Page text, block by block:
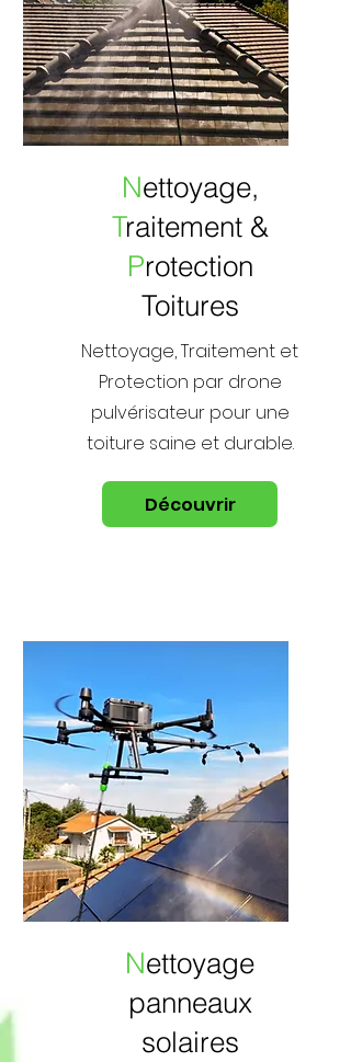
Nettoyage,
Traitement &
Protection
Toitures
Nettoyage, Traitement et
Protection par drone
pulvérisateur pour une
toiture saine et durable.
Découvrir
Nettoyage
panneaux
solaires